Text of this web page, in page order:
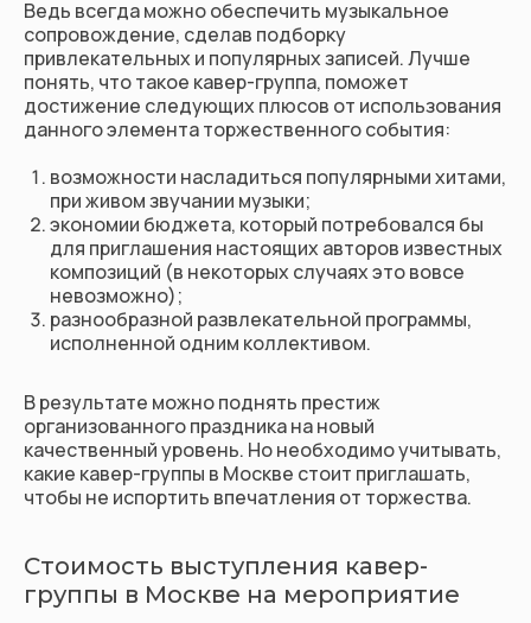
Ведь всегда можно обеспечить музыкальное
сопровождение, сделав подборку
привлекательных и популярных записей. Лучше
понять, что такое кавер-группа, поможет
достижение следующих плюсов от использования
данного элемента торжественного события:
возможности насладиться популярными хитами,
при живом звучании музыки;
экономии бюджета, который потребовался бы
для приглашения настоящих авторов известных
композиций (в некоторых случаях это вовсе
невозможно);
разнообразной развлекательной программы,
исполненной одним коллективом.
В результате можно поднять престиж
организованного праздника на новый
качественный уровень. Но необходимо учитывать,
какие кавер-группы в Москве стоит приглашать,
чтобы не испортить впечатления от торжества.
Стоимость выступления кавер-
группы в Москве на мероприятие